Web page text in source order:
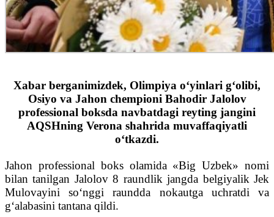
Xabar berganimizdek, Olimpiya o‘yinlari g‘olibi,
Osiyo va Jahon chempioni Bahodir Jalolov
professional boksda navbatdagi reyting jangini
AQSHning Verona shahrida muvaffaqiyatli
o‘tkazdi.
Jahon professional boks olamida «Big Uzbek» nomi
bilan tanilgan Jalolov 8 raundlik jangda belgiyalik Jek
Mulovayini so‘nggi raundda nokautga uchratdi va
g‘alabasini tantana qildi.